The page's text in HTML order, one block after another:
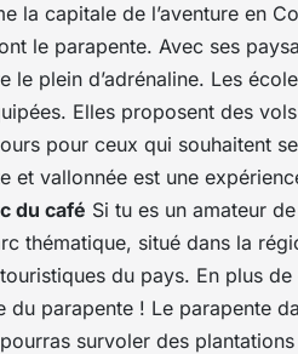
la capitale de l’aventure en
le parapente. Avec ses
le plein d’adrénaline. Les
Elles proposent des
pour ceux qui souhaitent
et vallonnée est une
du café Si tu es un amateur
thématique, situé dans la
du pays. En plus
parapente ! Le parapente
survoler des